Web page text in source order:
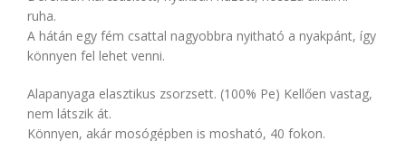
ruha.
A hátán egy fém csattal nagyobbra nyitható a nyakpánt, így
könnyen fel lehet venni.
Alapanyaga elasztikus zsorzsett. (100% Pe) Kellően vastag,
nem látszik át.
Könnyen, akár mosógépben is mosható, 40 fokon.